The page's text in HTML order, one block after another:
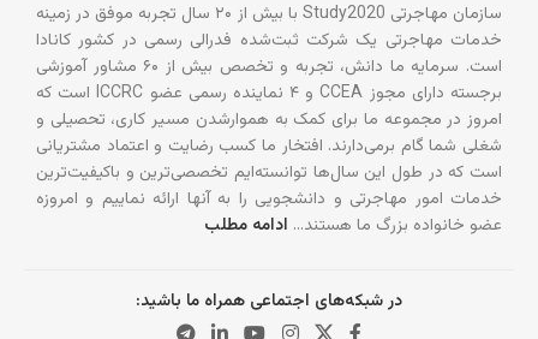
سازمان مهاجرتی Study2020 با بیش از ۲۰ سال تجربه موفق در زمینه
خدمات مهاجرتی یک شرکت ثبت‌شده فدرالی رسمی در کشور کانادا
است. سرمایه ما دانش، تجربه و تخصص بیش از ۶۰ مشاور آموزشی
برجسته دارای مجوز CCEA و ۴ نماینده رسمی عضو ICCRC است که
امروز در مجموعه ما برای کمک به هموارشدن مسیر کاری، تحصیلی و
شغلی شما گام برمی‌دارند. افتخار ما کسب رضایت و اعتماد مشتریانی
است که در طول این سال‌ها توانسته‌ایم تخصصی‌ترین و باکیفیت‌ترین
خدمات امور مهاجرتی و دانشجویی را به آنها ارائه نماییم و امروزه
عضو خانواده بزرگ ما هستند… ادامه مطلب
در شبکه‌های اجتماعی همراه ما باشید: